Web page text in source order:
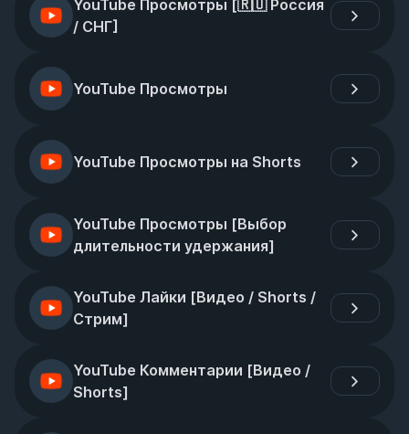
YouTube Просмотры [🇷🇺 Россия
/ СНГ]
YouTube Просмотры
YouTube Просмотры на Shorts
YouTube Просмотры [Выбор
длительности удержания]
YouTube Лайки [Видео / Shorts /
Стрим]
YouTube Комментарии [Видео /
Shorts]